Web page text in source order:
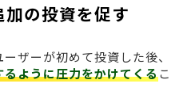
の投資を促す
ザーが初めて投資した後、
ように圧力をかけてくるこ